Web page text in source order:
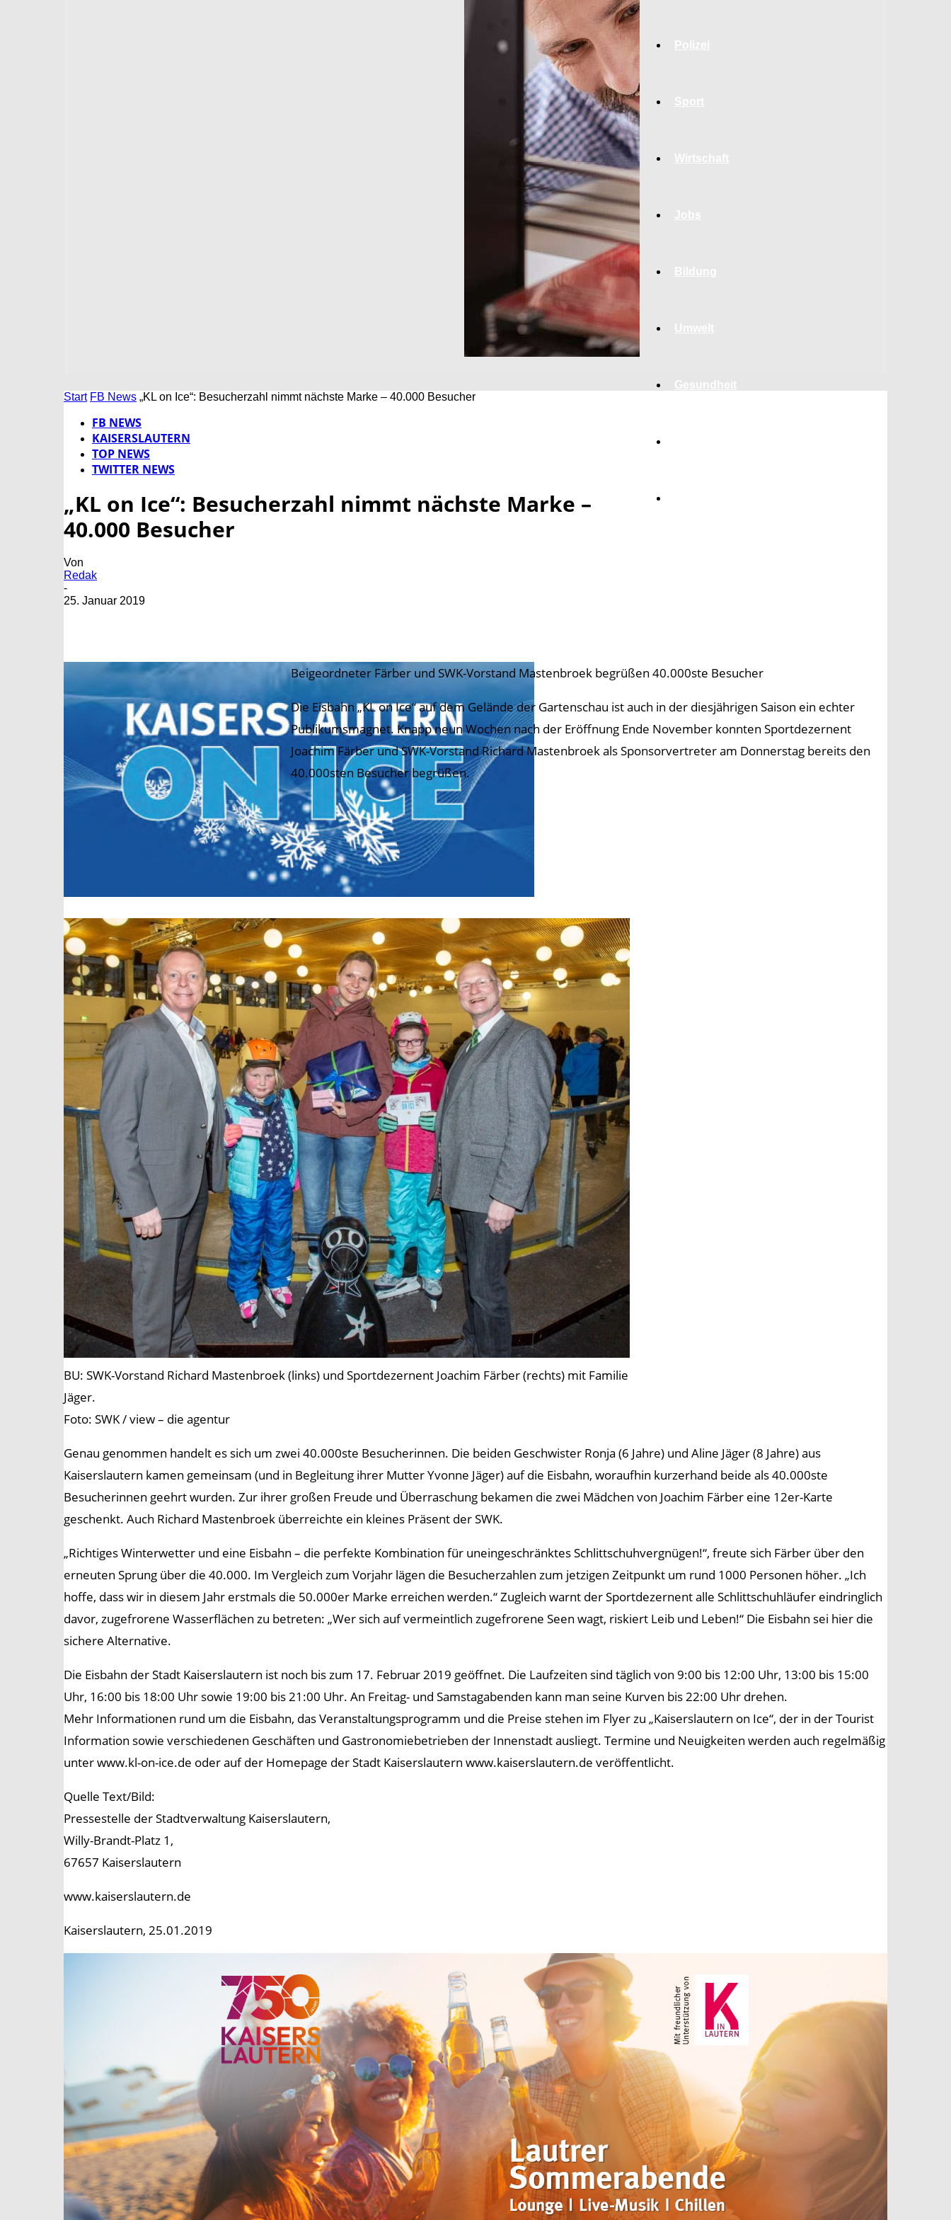
Gesundheit
Start FB News „KL on Ice“: Besucherzahl nimmt nächste Marke – 40.000 Besucher
FB NEWS
KAISERSLAUTERN
TOP NEWS
TWITTER NEWS
„KL on Ice“: Besucherzahl nimmt nächste Marke –
40.000 Besucher
Von
Redak
-
25. Januar 2019
Beigeordneter Färber und SWK-Vorstand Mastenbroek begrüßen 40.000ste Besucher
Die Eisbahn „KL on Ice“ auf dem Gelände der Gartenschau ist auch in der diesjährigen Saison ein echter
Publikumsmagnet. Knapp neun Wochen nach der Eröffnung Ende November konnten Sportdezernent
Joachim Färber und SWK-Vorstand Richard Mastenbroek als Sponsorvertreter am Donnerstag bereits den
40.000sten Besucher begrüßen.
BU: SWK-Vorstand Richard Mastenbroek (links) und Sportdezernent Joachim Färber (rechts) mit Familie
Jäger.
Foto: SWK / view – die agentur
Genau genommen handelt es sich um zwei 40.000ste Besucherinnen. Die beiden Geschwister Ronja (6 Jahre) und Aline Jäger (8 Jahre) aus
Kaiserslautern kamen gemeinsam (und in Begleitung ihrer Mutter Yvonne Jäger) auf die Eisbahn, woraufhin kurzerhand beide als 40.000ste
Besucherinnen geehrt wurden. Zur ihrer großen Freude und Überraschung bekamen die zwei Mädchen von Joachim Färber eine 12er-Karte
geschenkt. Auch Richard Mastenbroek überreichte ein kleines Präsent der SWK.
„Richtiges Winterwetter und eine Eisbahn – die perfekte Kombination für uneingeschränktes Schlittschuhvergnügen!“, freute sich Färber über den
erneuten Sprung über die 40.000. Im Vergleich zum Vorjahr lägen die Besucherzahlen zum jetzigen Zeitpunkt um rund 1000 Personen höher. „Ich
hoffe, dass wir in diesem Jahr erstmals die 50.000er Marke erreichen werden.“ Zugleich warnt der Sportdezernent alle Schlittschuhläufer eindringlich
davor, zugefrorene Wasserflächen zu betreten: „Wer sich auf vermeintlich zugefrorene Seen wagt, riskiert Leib und Leben!“ Die Eisbahn sei hier die
sichere Alternative.
Die Eisbahn der Stadt Kaiserslautern ist noch bis zum 17. Februar 2019 geöffnet. Die Laufzeiten sind täglich von 9:00 bis 12:00 Uhr, 13:00 bis 15:00
Uhr, 16:00 bis 18:00 Uhr sowie 19:00 bis 21:00 Uhr. An Freitag- und Samstagabenden kann man seine Kurven bis 22:00 Uhr drehen.
Mehr Informationen rund um die Eisbahn, das Veranstaltungsprogramm und die Preise stehen im Flyer zu „Kaiserslautern on Ice“, der in der Tourist
Information sowie verschiedenen Geschäften und Gastronomiebetrieben der Innenstadt ausliegt. Termine und Neuigkeiten werden auch regelmäßig
unter www.kl-on-ice.de oder auf der Homepage der Stadt Kaiserslautern www.kaiserslautern.de veröffentlicht.
Quelle Text/Bild:
Pressestelle der Stadtverwaltung Kaiserslautern,
Willy-Brandt-Platz 1,
67657 Kaiserslautern
www.kaiserslautern.de
Kaiserslautern, 25.01.2019